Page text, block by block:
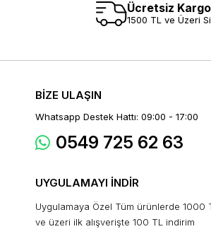
Ücretsiz Kargo
1500 TL ve Üzeri
BİZE ULAŞIN
Whatsapp Destek Hattı: 09:00 - 17:00
0549 725 62 63
UYGULAMAYI İNDİR
Uygulamaya Özel Tüm ürünlerde 1000
ve üzeri ilk alışverişte 100 TL indirim